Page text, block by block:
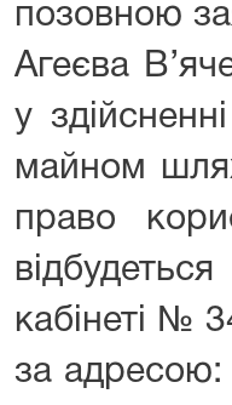
позовною
Агеєва
у
майном
право
кабінеті №
за адресою: